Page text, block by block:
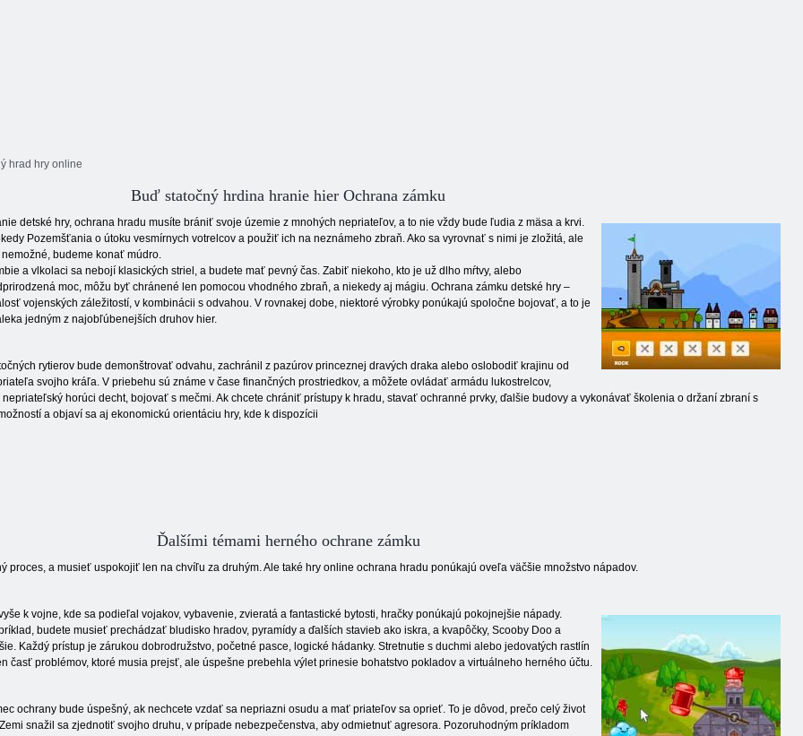
hrad hry online
Buď statočný hrdina hranie hier Ochrana zámku
detské hry, ochrana hradu musíte brániť svoje územie z mnohých nepriateľov, a to nie vždy bude ľudia z mäsa a krvi.
Pozemšťania o útoku vesmírnych votrelcov a použiť ich na neznámeho zbraň. Ako sa vyrovnať s nimi je zložitá, ale
budeme konať múdro.
a vlkolaci sa nebojí klasických striel, a budete mať pevný čas. Zabiť niekoho, kto je už dlho mŕtvy, alebo
moc, môžu byť chránené len pomocou vhodného zbraň, a niekedy aj mágiu. Ochrana zámku detské hry –
vojenských záležitostí, v kombinácii s odvahou. V rovnakej dobe, niektoré výrobky ponúkajú spoločne bojovať, a to je
jedným z najobľúbenejších druhov hier.
rytierov bude demonštrovať odvahu, zachránil z pazúrov princeznej dravých draka alebo oslobodiť krajinu od
svojho kráľa. V priebehu sú známe v čase finančných prostriedkov, a môžete ovládať armádu lukostrelcov,
horúci decht, bojovať s mečmi. Ak chcete chrániť prístupy k hradu, stavať ochranné prvky, ďalšie budovy a vykonávať školenia o držaní zbraní s
a objaví sa aj ekonomickú orientáciu hry, kde k dispozícii
Ďalšími témami herného ochrane zámku
proces, a musieť uspokojiť len na chvíľu za druhým. Ale také hry online ochrana hradu ponúkajú oveľa väčšie množstvo nápadov.
k vojne, kde sa podieľal vojakov, vybavenie, zvieratá a fantastické bytosti, hračky ponúkajú pokojnejšie nápady.
budete musieť prechádzať bludisko hradov, pyramídy a ďalších stavieb ako iskra, a kvapôčky, Scooby Doo a
Každý prístup je zárukou dobrodružstvo, početné pasce, logické hádanky. Stretnutie s duchmi alebo jedovatých rastlín
časť problémov, ktoré musia prejsť, ale úspešne prebehla výlet prinesie bohatstvo pokladov a virtuálneho herného účtu.
ochrany bude úspešný, ak nechcete vzdať sa nepriazni osudu a mať priateľov sa oprieť. To je dôvod, prečo celý život
snažil sa zjednotiť svojho druhu, v prípade nebezpečenstva, aby odmietnuť agresora. Pozoruhodným príkladom